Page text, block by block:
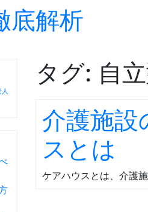
底解析
タグ: 自
介護施設
スとは
ケアハウスとは、介護